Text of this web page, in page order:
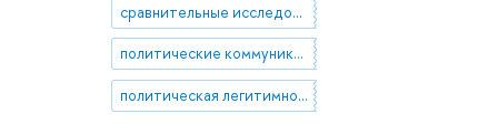
сравнительные исследования политических систем
политические коммуникации
политическая легитимность